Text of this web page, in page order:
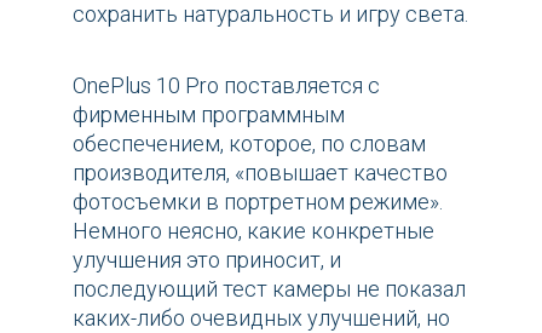
сохранить натуральность и игру света.
OnePlus 10 Pro поставляется с
фирменным программным
обеспечением, которое, по словам
производителя, «повышает качество
фотосъемки в портретном режиме».
Немного неясно, какие конкретные
улучшения это приносит, и
последующий тест камеры не показал
каких-либо очевидных улучшений, но